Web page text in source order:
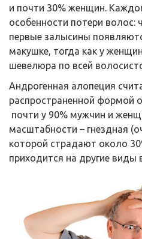
и почти 30% женщин.
особенности потери волос:
первые залысины
макушке, тогда как у
шевелюра по всей
Андрогенная алопеция
распространенной формой
почти у 90% мужчин и
масштабности – гнездная
которой страдают около
приходится на другие виды